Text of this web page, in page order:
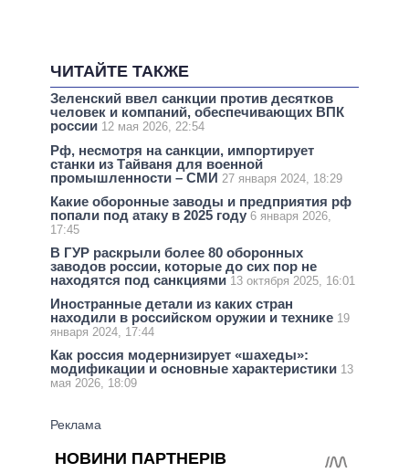
ЧИТАЙТЕ ТАКЖЕ
Зеленский ввел санкции против десятков
человек и компаний, обеспечивающих ВПК
россии 12 мая 2026, 22:54
Рф, несмотря на санкции, импортирует
станки из Тайваня для военной
промышленности – СМИ 27 января 2024, 18:29
Какие оборонные заводы и предприятия рф
попали под атаку в 2025 году 6 января 2026,
17:45
В ГУР раскрыли более 80 оборонных
заводов россии, которые до сих пор не
находятся под санкциями 13 октября 2025, 16:01
Иностранные детали из каких стран
находили в российском оружии и технике 19
января 2024, 17:44
Как россия модернизирует «шахеды»:
модификации и основные характеристики 13
мая 2026, 18:09